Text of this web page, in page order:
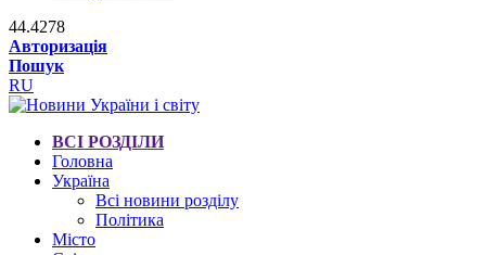
44.4278
Авторизація
Пошук
RU
ВСІ РОЗДІЛИ
Головна
Україна
Всі новини розділу
Політика
Місто